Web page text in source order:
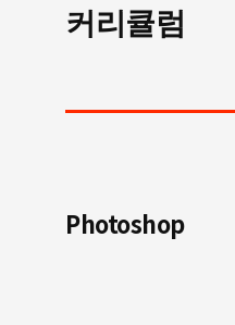
커리큘럼
Photoshop